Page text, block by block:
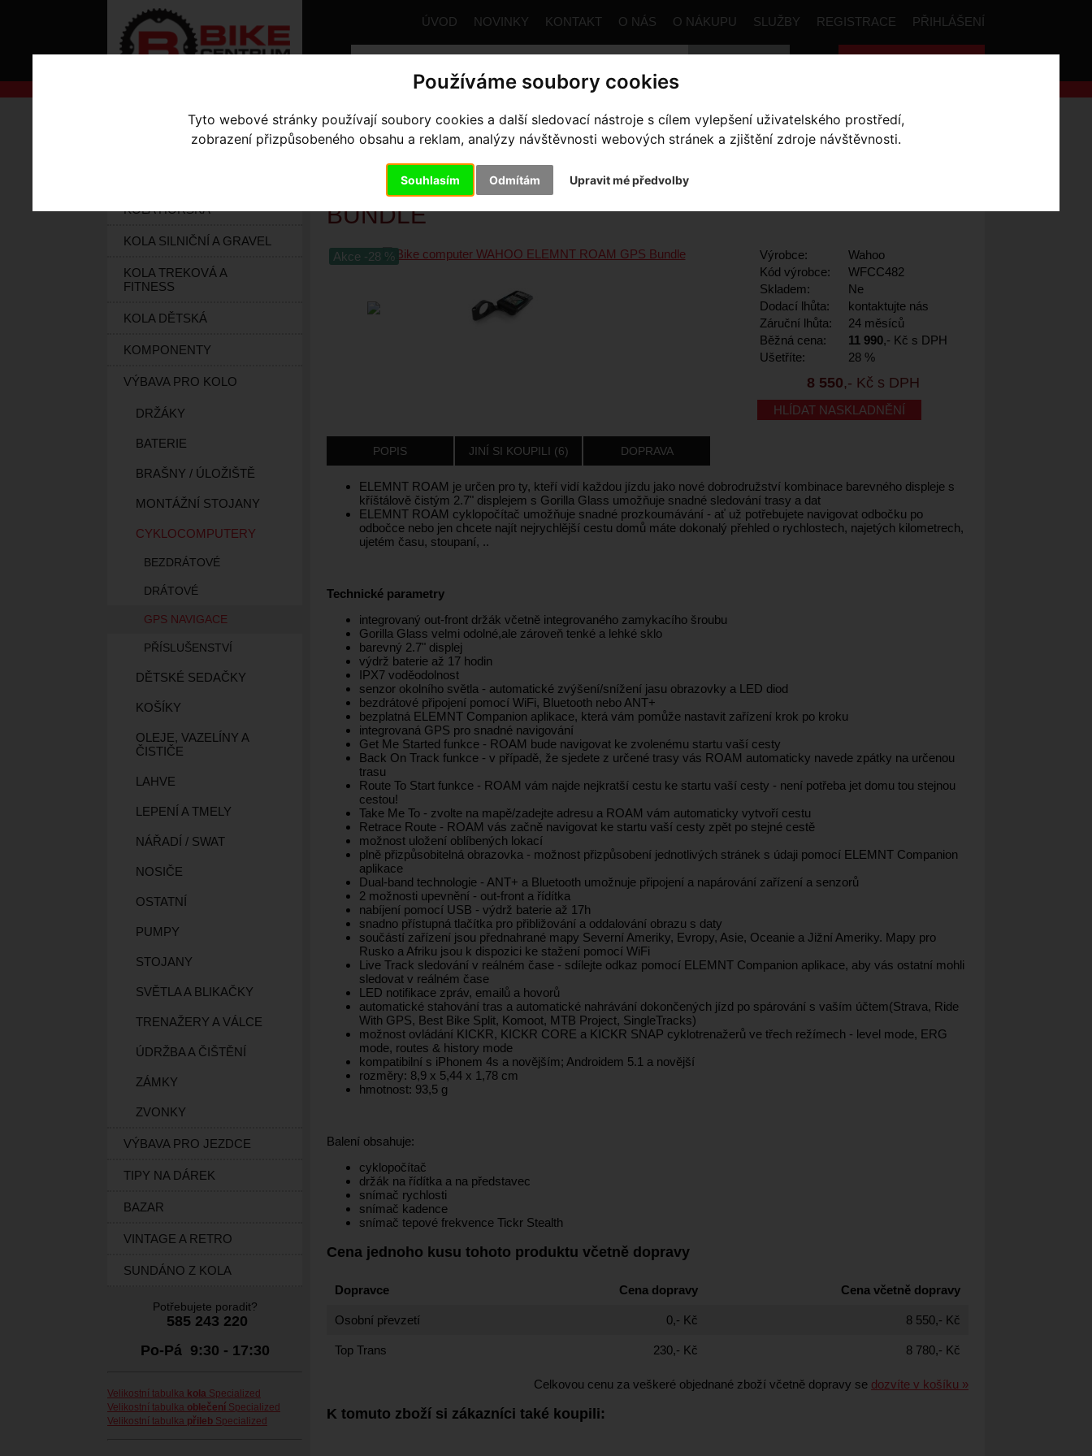
Používáme soubory cookies
Tyto webové stránky používají soubory cookies a další sledovací nástroje s cílem vylepšení uživatelského prostředí,
zobrazení přizpůsobeného obsahu a reklam, analýzy návštěvnosti webových stránek a zjištění zdroje návštěvnosti.
Souhlasím Odmítám Upravit mé předvolby
ÚVOD NOVINKY KONTAKT O NÁS O NÁKUPU SLUŽBY REGISTRACE PŘIHLÁŠENÍ
KOLA S-WORKS
KOLA HORSKÁ
KOLA SILNIČNÍ A GRAVEL
KOLA TREKOVÁ A
FITNESS
KOLA DĚTSKÁ
KOMPONENTY
VÝBAVA PRO KOLO
DRŽÁKY
BATERIE
BRAŠNY / ÚLOŽIŠTĚ
MONTÁŽNÍ STOJANY
CYKLOCOMPUTERY
BEZDRÁTOVÉ
DRÁTOVÉ
GPS NAVIGACE
PŘÍSLUŠENSTVÍ
DĚTSKÉ SEDAČKY
KOŠÍKY
OLEJE, VAZELÍNY A
ČISTIČE
LAHVE
LEPENÍ A TMELY
NÁŘADÍ / SWAT
NOSIČE
OSTATNÍ
PUMPY
STOJANY
SVĚTLA A BLIKAČKY
TRENAŽERY A VÁLCE
ÚDRŽBA A ČIŠTĚNÍ
ZÁMKY
ZVONKY
VÝBAVA PRO JEZDCE
TIPY NA DÁREK
BAZAR
VINTAGE A RETRO
SUNDÁNO Z KOLA
Potřebujete poradit?
585 243 220
Po-Pá 9:30 - 17:30
Velikostní tabulka kola Specialized
Velikostní tabulka oblečení Specialized
Velikostní tabulka přileb Specialized
Úvodní strana Výbava pro kolo Cyklocomputery
GPS Navigace
Bike computer WAHOO ELEMNT ROAM GPS Bundle
BIKE COMPUTER WAHOO ELEMNT ROAM GPS
BUNDLE
Akce -28 % Výrobce:
Wahoo
Kód výrobce:
WFCC482
Skladem:
Ne
Dodací lhůta:
kontaktujte nás
Záruční lhůta:
24 měsíců
Běžná cena:
11 990,- Kč s DPH
Ušetříte:
28 %
8 550,- Kč s DPH
HLÍDAT NASKLADNĚNÍ
POPIS JINÍ SI KOUPILI (6) DOPRAVA
ELEMNT ROAM je určen pro ty, kteří vidí každou jízdu jako nové dobrodružství kombinace barevného displeje s
kříštálově čistým 2.7" displejem s Gorilla Glass umožňuje snadné sledování trasy a dat
ELEMNT ROAM cyklopočítač umožňuje snadné prozkoumávání - ať už potřebujete navigovat odbočku po
odbočce nebo jen chcete najít nejrychlější cestu domů máte dokonalý přehled o rychlostech, najetých kilometrech,
ujetém času, stoupaní, ..
Technické parametry
integrovaný out-front držák včetně integrovaného zamykacího šroubu
Gorilla Glass velmi odolné,ale zároveň tenké a lehké sklo
barevný 2.7" displej
výdrž baterie až 17 hodin
IPX7 voděodolnost
senzor okolního světla - automatické zvýšení/snížení jasu obrazovky a LED diod
bezdrátové připojení pomocí WiFi, Bluetooth nebo ANT+
bezplatná ELEMNT Companion aplikace, která vám pomůže nastavit zařízení krok po kroku
integrovaná GPS pro snadné navigování
Get Me Started funkce - ROAM bude navigovat ke zvolenému startu vaší cesty
Back On Track funkce - v případě, že sjedete z určené trasy vás ROAM automaticky navede zpátky na určenou
trasu
Route To Start funkce - ROAM vám najde nejkratší cestu ke startu vaší cesty - není potřeba jet domu tou stejnou
cestou!
Take Me To - zvolte na mapě/zadejte adresu a ROAM vám automaticky vytvoří cestu
Retrace Route - ROAM vás začně navigovat ke startu vaší cesty zpět po stejné cestě
možnost uložení oblíbených lokací
plně přizpůsobitelná obrazovka - možnost přizpůsobení jednotlivých stránek s údaji pomocí ELEMNT Companion
aplikace
Dual-band technologie - ANT+ a Bluetooth umožnuje připojení a napárování zařízení a senzorů
2 možnosti upevnění - out-front a řídítka
nabíjení pomocí USB - výdrž baterie až 17h
snadno přístupná tlačítka pro přibližování a oddalování obrazu s daty
součástí zařízení jsou přednahrané mapy Severní Ameriky, Evropy, Asie, Oceanie a Jižní Ameriky. Mapy pro
Rusko a Afriku jsou k dispozici ke stažení pomocí WiFi
Live Track sledování v reálném čase - sdílejte odkaz pomocí ELEMNT Companion aplikace, aby vás ostatní mohli
sledovat v reálném čase
LED notifikace zpráv, emailů a hovorů
automatické stahování tras a automatické nahrávání dokončených jízd po spárování s vaším účtem(Strava, Ride
With GPS, Best Bike Split, Komoot, MTB Project, SingleTracks)
možnost ovládání KICKR, KICKR CORE a KICKR SNAP cyklotrenažerů ve třech režímech - level mode, ERG
mode, routes & history mode
kompatibilní s iPhonem 4s a novějším; Androidem 5.1 a novější
rozměry: 8,9 x 5,44 x 1,78 cm
hmotnost: 93,5 g
Balení obsahuje:
cyklopočítač
držák na řídítka a na představec
snímač rychlosti
snímač kadence
snímač tepové frekvence Tickr Stealth
Cena jednoho kusu tohoto produktu včetně dopravy
Dopravce Cena dopravy Cena včetně dopravy
Osobní převzetí 0,- Kč 8 550,- Kč
Top Trans 230,- Kč 8 780,- Kč
Celkovou cenu za veškeré objednané zboží včetně dopravy se dozvíte v košíku »
K tomuto zboží si zákazníci také koupili: